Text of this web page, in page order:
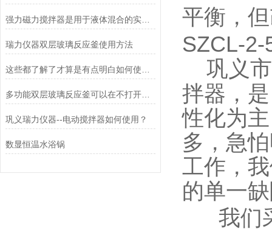
瑞力仪器双层玻璃反应釜使用方法
多功能双层玻璃反应釜可以在不打开外层容器的情况下观察实验进展
巩义瑞力仪器--电动搅拌器如何使用？
数显恒温水浴锅
平衡，
SZCL-
巩义
拌器，
性化为
多，急
工作，
的单一
我们采